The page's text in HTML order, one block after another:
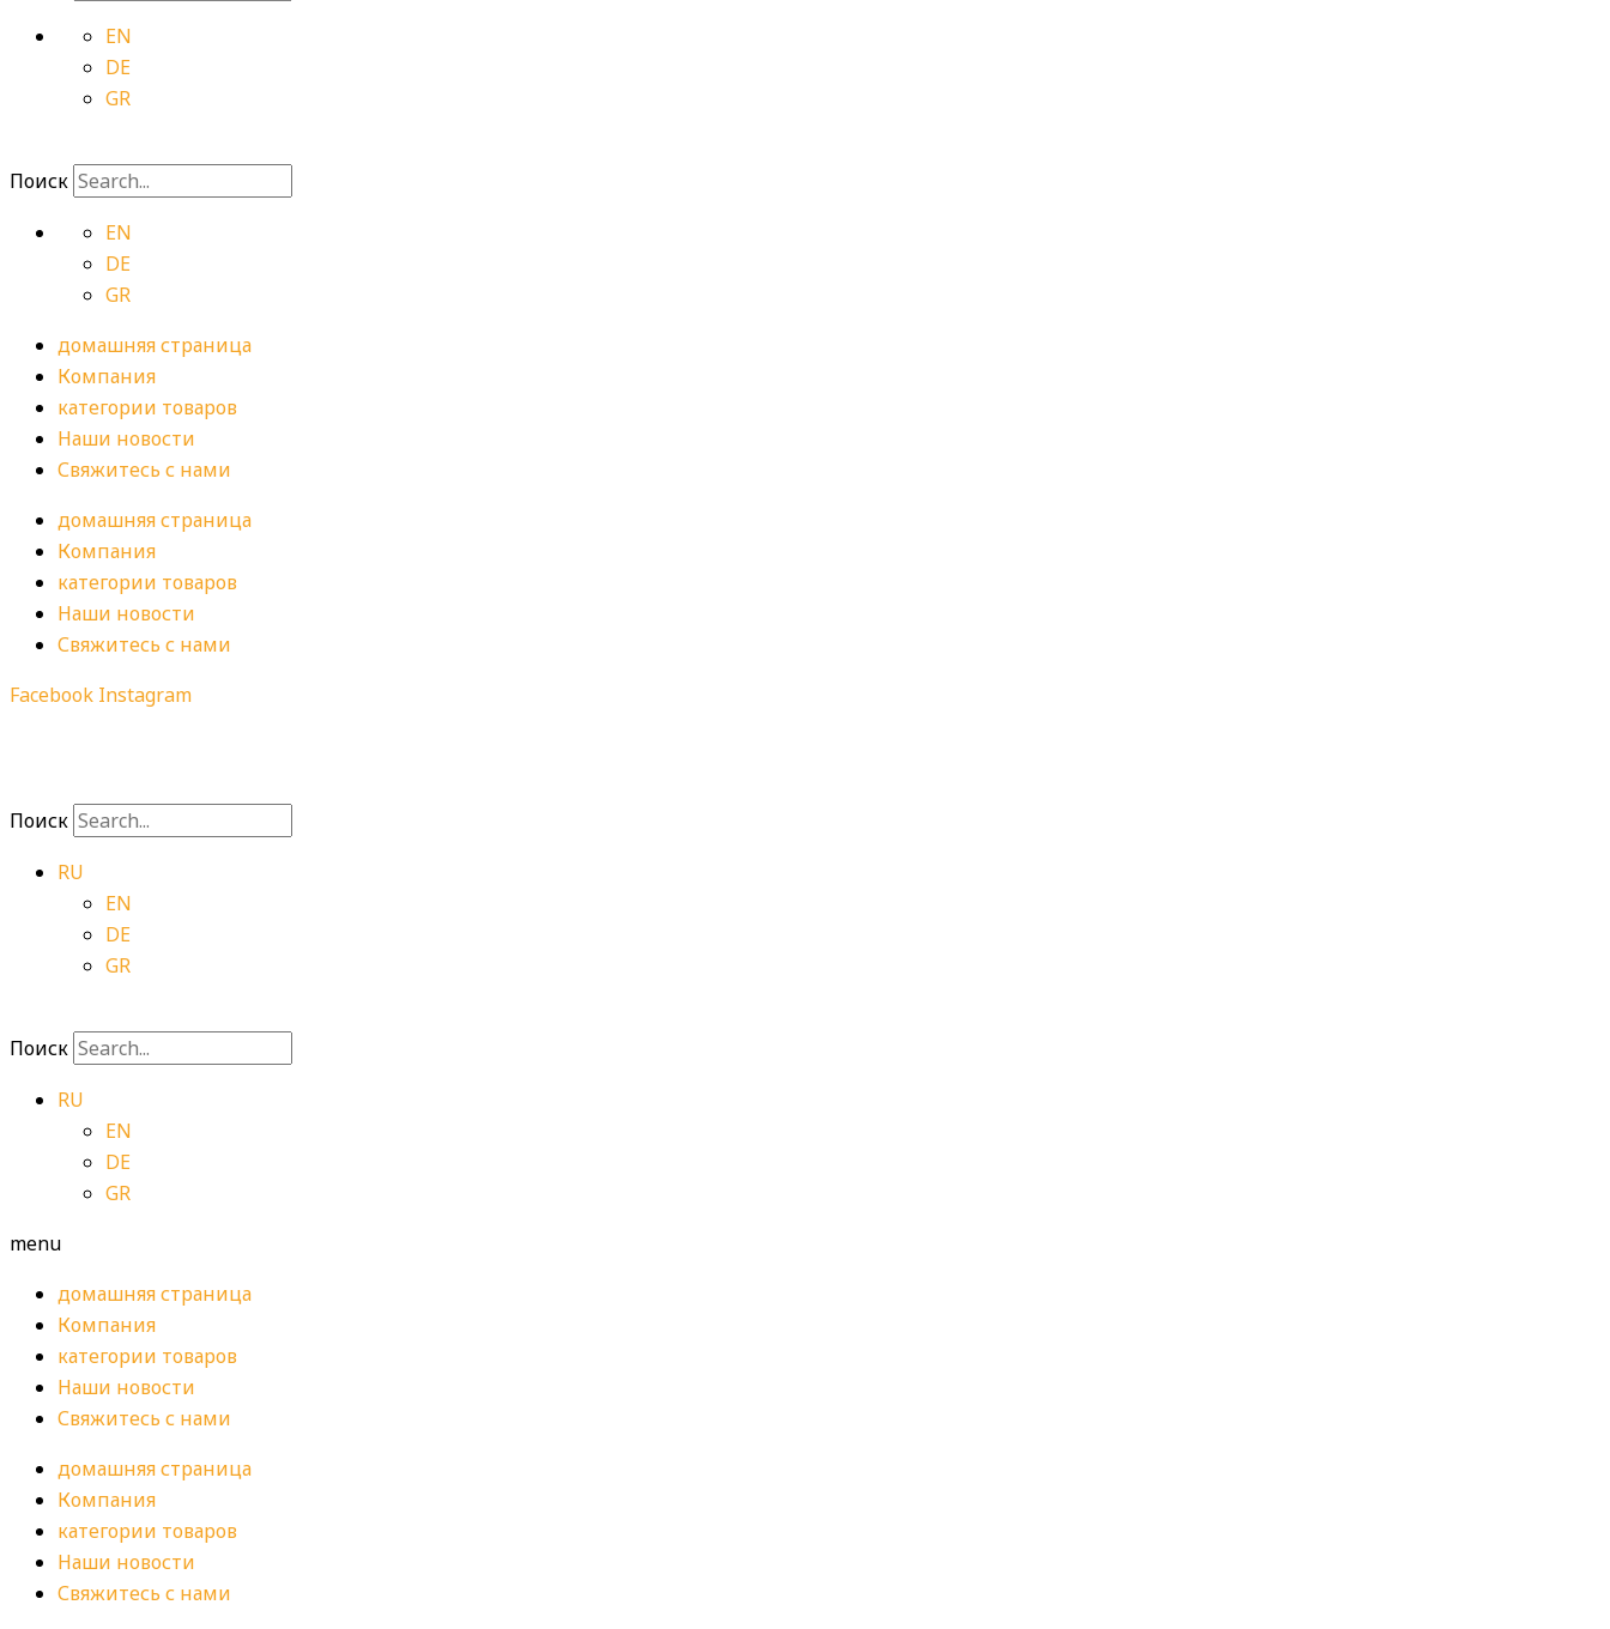
EN
DE
GR
Поиск
EN
DE
GR
домашняя страница
Компания
категории товаров
Наши новости
Свяжитесь с нами
домашняя страница
Компания
категории товаров
Наши новости
Свяжитесь с нами
Facebook Instagram
Поиск
RU
EN
DE
GR
Поиск
RU
EN
DE
GR
menu
домашняя страница
Компания
категории товаров
Наши новости
Свяжитесь с нами
домашняя страница
Компания
категории товаров
Наши новости
Свяжитесь с нами